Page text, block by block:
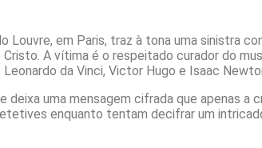
Louvre, em Paris, traz à tona uma sinistra
A vítima é o respeitado curador do
da Vinci, Victor Hugo e Isaac
deixa uma mensagem cifrada que apenas
enquanto tentam decifrar um